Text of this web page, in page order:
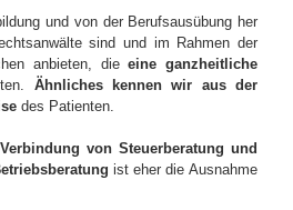
und von der Berufsausübung her
sind und im Rahmen der
anbieten, dieeine ganzheitliche
Ähnliches kennen wir aus der
des Patienten.
Verbindung von Steuerberatung und
ist eher die Ausnahme